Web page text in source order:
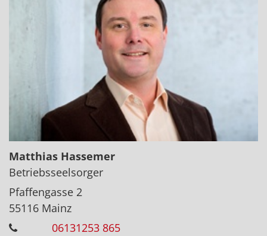
Matthias Hassemer
Betriebsseelsorger
Pfaffengasse 2
55116 Mainz
06131253 865